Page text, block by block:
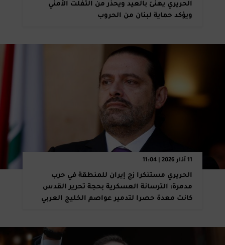
الحريري يهنئ بالعيد ويحذر من التفلت الأمني
ويؤكد حماية لبنان من الحروب
11 آذار 2026 | 11:04
الحريري مستنكرا زج إيران للمنطقة في حرب
مدمرة: الترسانة العسكرية بحجة تحرير القدس
كانت معدة حصرا لتدمير عواصم الخليج العربي